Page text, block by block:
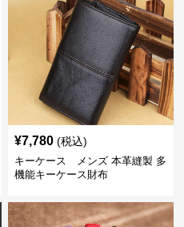
¥7,780 (税込)
キーケース メンズ 本革縫製 多
機能キーケース財布